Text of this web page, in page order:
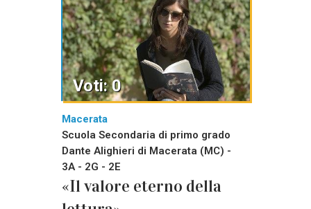
Macerata
Scuola Secondaria di primo grado
Dante Alighieri di Macerata (MC) -
3A - 2G - 2E
«Il valore eterno della
Voti: 0